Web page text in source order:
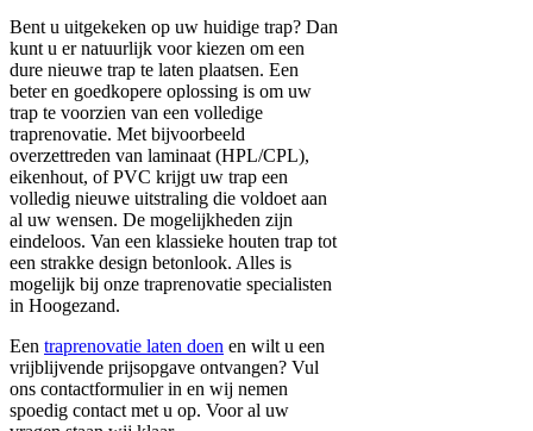
Bent u uitgekeken op uw huidige trap? Dan
kunt u er natuurlijk voor kiezen om een
dure nieuwe trap te laten plaatsen. Een
beter en goedkopere oplossing is om uw
trap te voorzien van een volledige
traprenovatie. Met bijvoorbeeld
overzettreden van laminaat (HPL/CPL),
eikenhout, of PVC krijgt uw trap een
volledig nieuwe uitstraling die voldoet aan
al uw wensen. De mogelijkheden zijn
eindeloos. Van een klassieke houten trap tot
een strakke design betonlook. Alles is
mogelijk bij onze traprenovatie specialisten
in Hoogezand.
Een traprenovatie laten doen en wilt u een
vrijblijvende prijsopgave ontvangen? Vul
ons contactformulier in en wij nemen
spoedig contact met u op. Voor al uw